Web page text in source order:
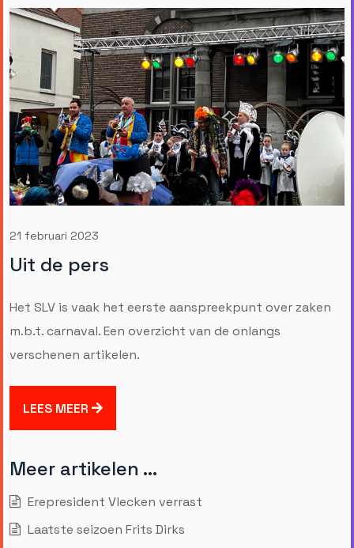
21 februari 2023
Uit de pers
Het SLV is vaak het eerste aanspreekpunt over zaken
m.b.t. carnaval. Een overzicht van de onlangs
verschenen artikelen.
LEES MEER
Meer artikelen …
Erepresident Vlecken verrast
Laatste seizoen Frits Dirks